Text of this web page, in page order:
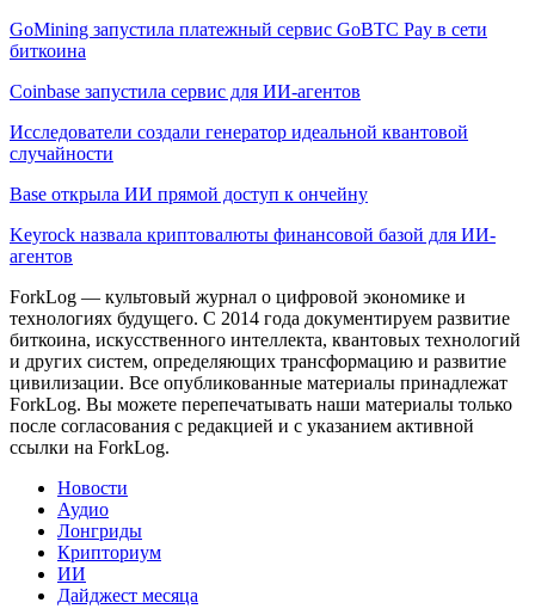
GoMining запустила платежный сервис GoBTC Pay в сети
биткоина
Coinbase запустила сервис для ИИ-агентов
Исследователи создали генератор идеальной квантовой
случайности
Base открыла ИИ прямой доступ к ончейну
Keyrock назвала криптовалюты финансовой базой для ИИ-
агентов
ForkLog — культовый журнал о цифровой экономике и
технологиях будущего. С 2014 года документируем развитие
биткоина, искусственного интеллекта, квантовых технологий
и других систем, определяющих трансформацию и развитие
цивилизации. Все опубликованные материалы принадлежат
ForkLog. Вы можете перепечатывать наши материалы только
после согласования с редакцией и с указанием активной
ссылки на ForkLog.
Новости
Аудио
Лонгриды
Крипториум
ИИ
Дайджест месяца